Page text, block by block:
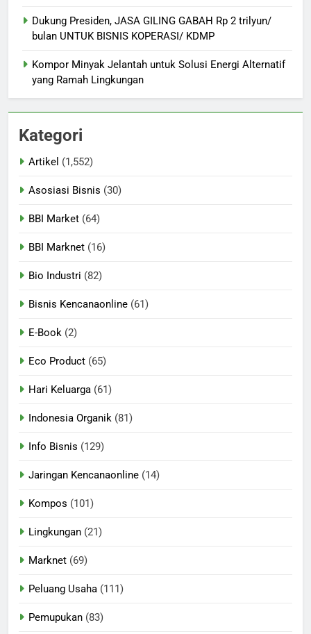
Dukung Presiden, JASA GILING GABAH Rp 2 trilyun/
bulan UNTUK BISNIS KOPERASI/ KDMP
Kompor Minyak Jelantah untuk Solusi Energi Alternatif
yang Ramah Lingkungan
Kategori
Artikel (1,552)
Asosiasi Bisnis (30)
BBI Market (64)
BBI Marknet (16)
Bio Industri (82)
Bisnis Kencanaonline (61)
E-Book (2)
Eco Product (65)
Hari Keluarga (61)
Indonesia Organik (81)
Info Bisnis (129)
Jaringan Kencanaonline (14)
Kompos (101)
Lingkungan (21)
Marknet (69)
Peluang Usaha (111)
Pemupukan (83)